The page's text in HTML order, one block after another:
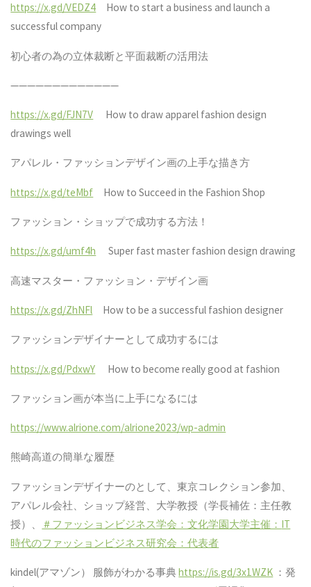
https://x.gd/VEDZ4
How to start a business and launch a
successful company
初心者の為の立体裁断と平面裁断の活用法
—————————————
https://x.gd/FJN7V
How to draw apparel fashion design
drawings well
アパレル・ファッションデザイン画の上手な描き方
https://x.gd/teMbf How to Succeed in the Fashion Shop
ファッション・ショップで成功する方法！
https://x.gd/umf4h Super fast master fashion design drawing
高速マスター・ファッション・デザイン画
https://x.gd/ZhNFl How to be a successful fashion designer
ファッションデザイナーとして成功するには
https://x.gd/PdxwY How to become really good at fashion
ファッション画が本当に上手になるには
https://www.alrione.com/alrione2023/wp-admin
熊崎高道の簡単な履歴
ファッションデザイナーのとして、東京コレクション参加、
アパレル会社、ショップ経営、大学教授（学長補佐：主任教
授）、
＃ファッションビジネス学会：文化学園大学主催： IT
時代のファッションビジネス研究会：代表者
kindel(アマゾン） 服飾がわかる事典https://is.gd/3x1WZK ：発